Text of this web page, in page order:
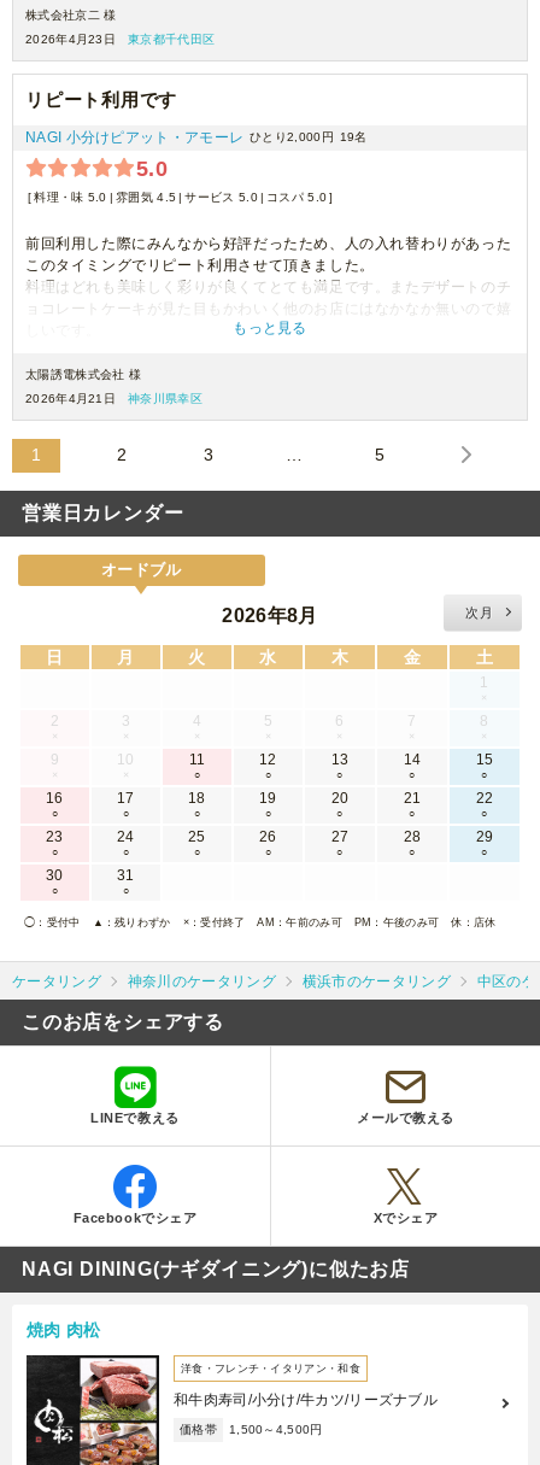
ました。
他はこの価格でこの量とお食事はとても素晴らしいと思います。
株式会社京二 様
2026年4月23日
東京都千代田区
リピート利用です
NAGI 小分けピアット・アモーレ ひとり2,000円 19名
5.0
料理・味 5.0 雰囲気 4.5 サービス 5.0 コスパ 5.0
前回利用した際にみんなから好評だったため、人の入れ替わりがあった
このタイミングでリピート利用させて頂きました。
料理はどれも美味しく彩りが良くてとても満足です。またデザートのチ
ョコレートケーキが見た目もかわいく他のお店にはなかなか無いので嬉
ません。費用に余裕があれば、もうひとつ上のプランも頼んでみたいで
す。
ありがとうございました。
もっと見る
太陽誘電株式会社 様
2026年4月21日
神奈川県幸区
1 2 3 … 5
営業日カレンダー
オードブル
2026年8月 次月
日 月 火 水 木 金 土
1
×
2
×
3
×
4
×
5
×
6
×
7
×
8
×
9
×
10
×
11
○
12
○
13
○
14
○
15
○
16
○
17
○
18
○
19
○
20
○
21
○
22
○
23
○
24
○
25
○
26
○
27
○
28
○
29
○
30
○
31
○
◯ ：受付中 ▲ ：残りわずか ×：受付終了 AM ：午前のみ可 PM ：午後のみ可 休 ：店休
ケータリング 神奈川のケータリング 横浜市のケータリング 中区の
このお店をシェアする
LINEで教える メールで教える
Facebookでシェア Xでシェア
NAGI DINING(ナギダイニング)に似たお店
焼肉 肉松
洋食・フレンチ・イタリアン・和食
和牛肉寿司/小分け/牛カツ/リーズナブル
価格帯 1,500～4,500円